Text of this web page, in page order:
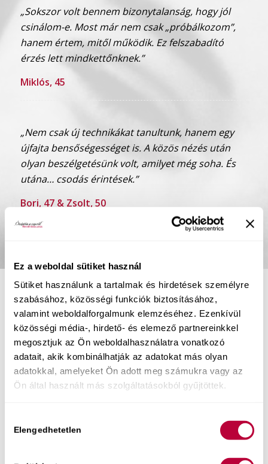
Ez a weboldal sütiket használ
Sütiket használunk a tartalmak és hirdetések személyre
szabásához, közösségi funkciók biztosításához,
valamint weboldalforgalmunk elemzéséhez. Ezenkívül
közösségi média-, hirdető- és elemező partnereinkkel
megosztjuk az Ön weboldalhasználatra vonatkozó
adatait, akik kombinálhatják az adatokat más olyan
adatokkal, amelyeket Ön adott meg számukra vagy az
Ön által használt más szolgáltatásokból gyűjtöttek.
kiválasztása
Elengedhetetlen
„Sokszor volt bennem bizonytalanság, hogy jól
csinálom-e. Most már nem csak „próbálkozom”,
hanem értem, mitől működik. Ez felszabadító
érzés lett mindkettőnknek.”
Miklós, 45
„Nem csak új technikákat tanultunk, hanem egy
újfajta bensőségességet is. A közös nézés után
olyan beszélgetésünk volt, amilyet még soha. És
utána… csodás érintések.”
Bori, 47 & Zsolt, 50
Gyakran nagyon hasonló
problémákkal szembesülnek a
párok, olyanokkal, mint a:
túl korai ejakuláció kérdése,